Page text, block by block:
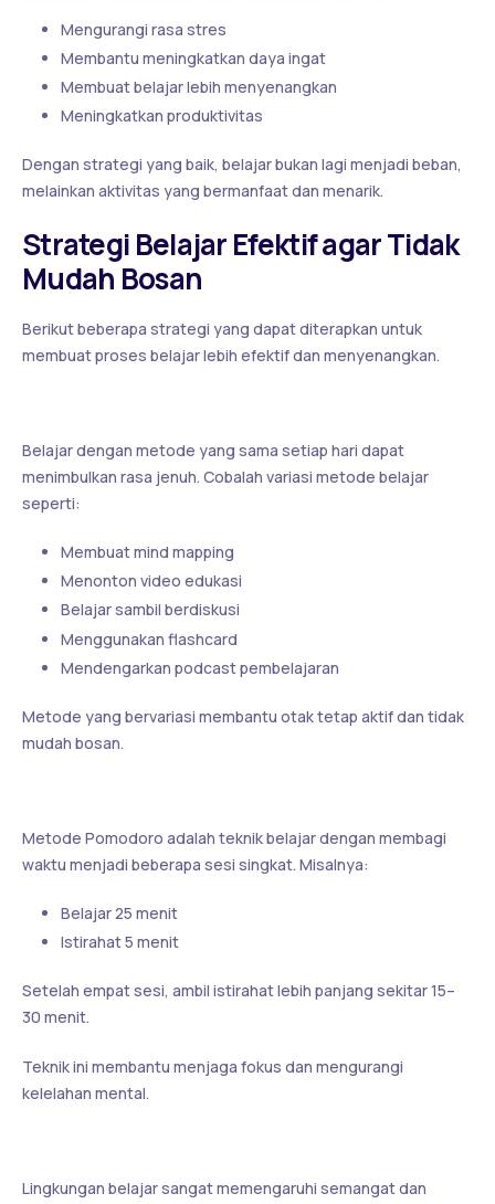
Mengurangi rasa stres
Membantu meningkatkan daya ingat
Membuat belajar lebih menyenangkan
Meningkatkan produktivitas
Dengan strategi yang baik, belajar bukan lagi menjadi beban,
melainkan aktivitas yang bermanfaat dan menarik.
Strategi Belajar Efektif agar Tidak
Mudah Bosan
Berikut beberapa strategi yang dapat diterapkan untuk
membuat proses belajar lebih efektif dan menyenangkan.
Belajar dengan metode yang sama setiap hari dapat
menimbulkan rasa jenuh. Cobalah variasi metode belajar
seperti:
Membuat mind mapping
Menonton video edukasi
Belajar sambil berdiskusi
Menggunakan flashcard
Mendengarkan podcast pembelajaran
Metode yang bervariasi membantu otak tetap aktif dan tidak
mudah bosan.
Metode Pomodoro adalah teknik belajar dengan membagi
waktu menjadi beberapa sesi singkat. Misalnya:
Belajar 25 menit
Istirahat 5 menit
Setelah empat sesi, ambil istirahat lebih panjang sekitar 15–
30 menit.
Teknik ini membantu menjaga fokus dan mengurangi
kelelahan mental.
Lingkungan belajar sangat memengaruhi semangat dan